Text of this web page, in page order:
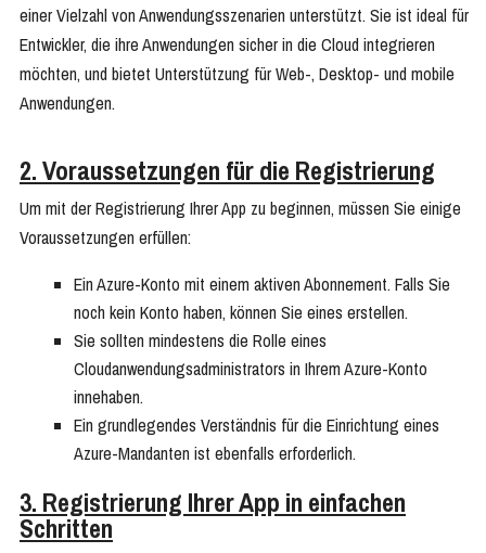
einer Vielzahl von Anwendungsszenarien unterstützt. Sie ist ideal für
Entwickler, die ihre Anwendungen sicher in die Cloud integrieren
möchten, und bietet Unterstützung für Web-, Desktop- und mobile
Anwendungen.
2. Voraussetzungen für die Registrierung
Um mit der Registrierung Ihrer App zu beginnen, müssen Sie einige
Voraussetzungen erfüllen:
Ein Azure-Konto mit einem aktiven Abonnement. Falls Sie
noch kein Konto haben, können Sie eines erstellen.
Sie sollten mindestens die Rolle eines
Cloudanwendungsadministrators in Ihrem Azure-Konto
innehaben.
Ein grundlegendes Verständnis für die Einrichtung eines
Azure-Mandanten ist ebenfalls erforderlich.
3. Registrierung Ihrer App in einfachen
Schritten